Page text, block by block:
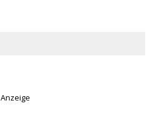
Anzeige